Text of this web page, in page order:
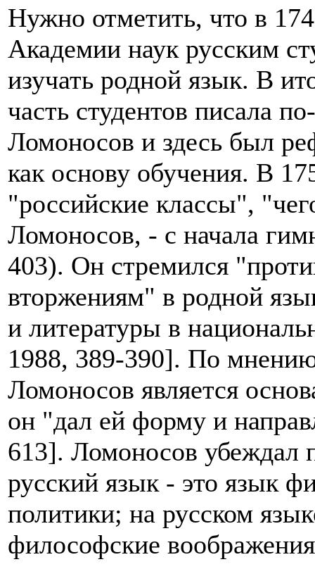
Нужно отметить, что в
Академии наук русским
изучать родной язык. В
часть студентов писала
Ломоносов и здесь был
как основу обучения. В
"российские классы",
Ломоносов, - с начала
403). Он стремился
вторжениям" в родной
и литературы в
1988, 389-390]. По
Ломоносов является
он "дал ей форму и
613]. Ломоносов убеждал
русский язык - это язык
политики; на русском
философские